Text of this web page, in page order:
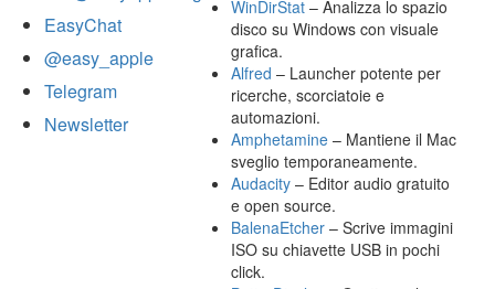
EasyChat
@easy_apple
Telegram
Newsletter
WinDirStat – Analizza lo spazio
disco su Windows con visuale
grafica.
Alfred – Launcher potente per
ricerche, scorciatoie e
automazioni.
Amphetamine – Mantiene il Mac
sveglio temporaneamente.
Audacity – Editor audio gratuito
e open source.
BalenaEtcher – Scrive immagini
ISO su chiavette USB in pochi
click.